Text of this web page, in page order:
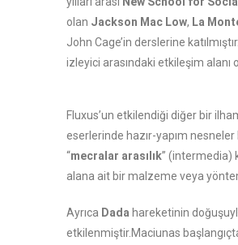
olan Jackson Mac Low, La
John Cage’in derslerine
izleyici arasındaki etkileşim
Fluxus’un etkilendiği diğer bir
eserlerinde hazır-yapım nesneler
“mecralar arasılık” (intermedia)
alana ait bir malzeme veya
Ayrıca Dada hareketinin
etkilenmiştir.Maciunas